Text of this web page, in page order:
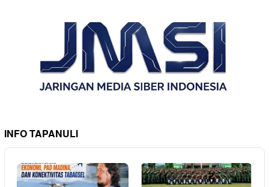
INFO TAPANULI